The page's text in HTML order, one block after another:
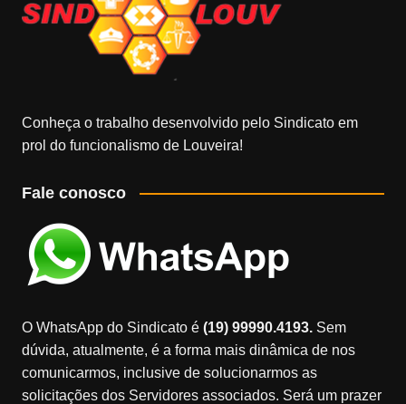
Conheça o trabalho desenvolvido pelo Sindicato em
prol do funcionalismo de Louveira!
Fale conosco
O WhatsApp do Sindicato é(19) 99990.4193.Sem
dúvida, atualmente, é a forma mais dinâmica de nos
comunicarmos, inclusive de solucionarmos as
solicitações dos Servidores associados. Será um prazer